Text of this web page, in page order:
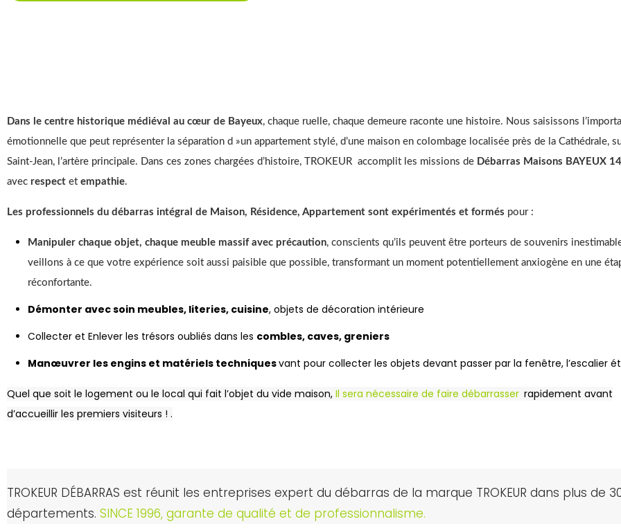
Dans le centre historique médiéval au cœur de Bayeux, chaque ruelle, chaque demeure raconte une histoire. Nous saisissons
émotionnelle que peut représenter la séparation d »un appartement stylé, d’une maison en colombage localisée près de la Cathédrale,
Saint-Jean, l’artère principale. Dans ces zones chargées d’histoire, TROKEUR accomplit les missions de Débarras Maisons BAYEUX 14
avec respect et empathie.
Les professionnels du débarras intégral de Maison, Résidence, Appartement sont expérimentés et formés pour :
Manipuler chaque objet, chaque meuble massif avec précaution, conscients qu’ils peuvent être porteurs de souvenirs
veillons à ce que votre expérience soit aussi paisible que possible, transformant un moment potentiellement anxiogène en une
réconfortante.
Démonter avec soin meubles, literies, cuisine, objets de décoration intérieure
Collecter et Enlever les trésors oubliés dans les combles, caves, greniers
Manœuvrer les engins et matériels techniquesvant pour collecter les objets devant passer par la fenêtre, l’escalier
Quel que soit le logement ou le local qui fait l’objet du vide maison, Il sera nécessaire de faire débarrasser rapidement avant
d’accueillir les premiers visiteurs ! .
TROKEUR DÉBARRAS est réunit les entreprises expert du débarras de la marque TROKEUR dans plus de
départements. SINCE 1996, garante de qualité et de professionnalisme.